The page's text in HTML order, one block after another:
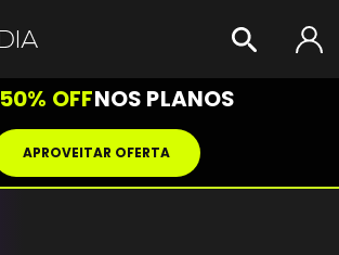
50% OFFNOS PLANOS
APROVEITAR OFERTA